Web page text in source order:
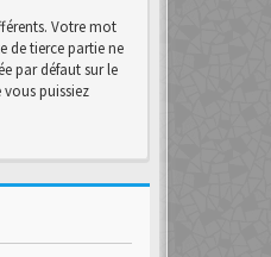
Votre mot
de tierce partie ne
par défaut sur le
puissiez